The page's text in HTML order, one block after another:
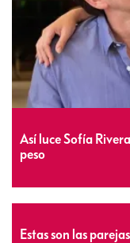
Así luce Sofía
peso
Estas son las